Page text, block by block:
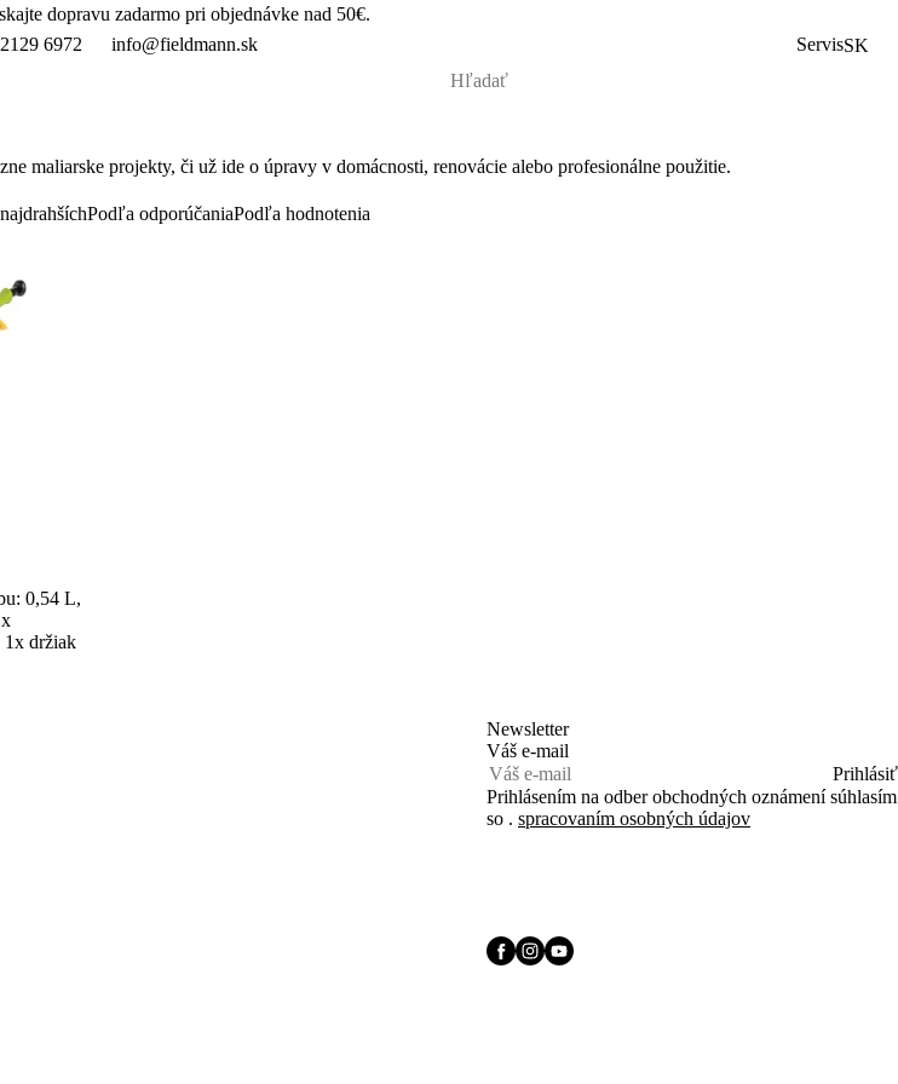
dopravu zadarmo pri objednávke nad 50€.
6972
info@fieldmann.sk ServisSK
maliarske projekty, či už ide o úpravy v domácnosti, renovácie alebo profesionálne použitie.
Podľa odporúčaniaPodľa hodnotenia
0,54 L,
1x držiak
Newsletter
Váš e-mail
Prihlásiť
Prihlásením na odber obchodných oznámení súhlasím
so . spracovaním osobných údajov